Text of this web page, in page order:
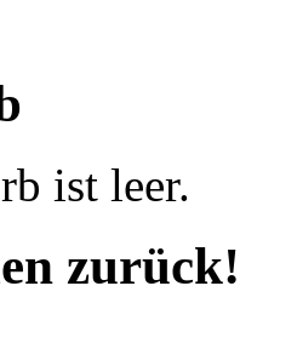
ist leer.
zurück!